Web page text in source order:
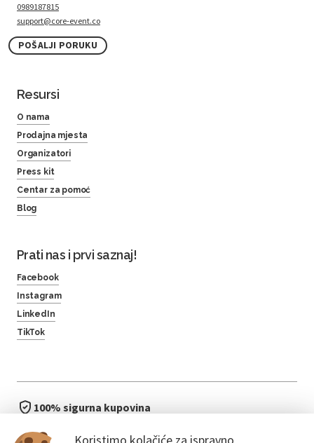
0989187815
support@core-event.co
POŠALJI PORUKU
Resursi
O nama
Prodajna mjesta
Organizatori
Press kit
Centar za pomoć
Blog
Prati nas i prvi saznaj!
Facebook
Instagram
LinkedIn
TikTok
100% sigurna kupovina